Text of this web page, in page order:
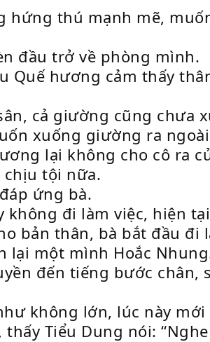
hứng thú mạnh mẽ,
đầu trở về phòng mình.
Quế hương cảm thấy
cả giường cũng chưa
xuống giường ra
lại không cho cô ra
tội nữa.
ứng bà.
đi làm việc, hiện
bản thân, bà bắt đầu đi
lại một mình Hoắc
đến tiếng bước chân,
không lớn, lúc này
Tiểu Dung nói: